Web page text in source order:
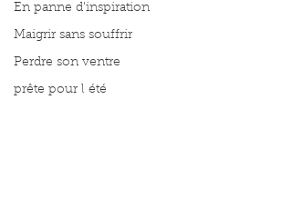
En panne d'inspiration
Maigrir sans souffrir
Perdre son ventre
prête pour l été